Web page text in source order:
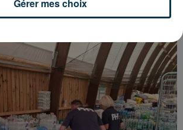
LE TOUR DE FRANCE
Gérer mes choix